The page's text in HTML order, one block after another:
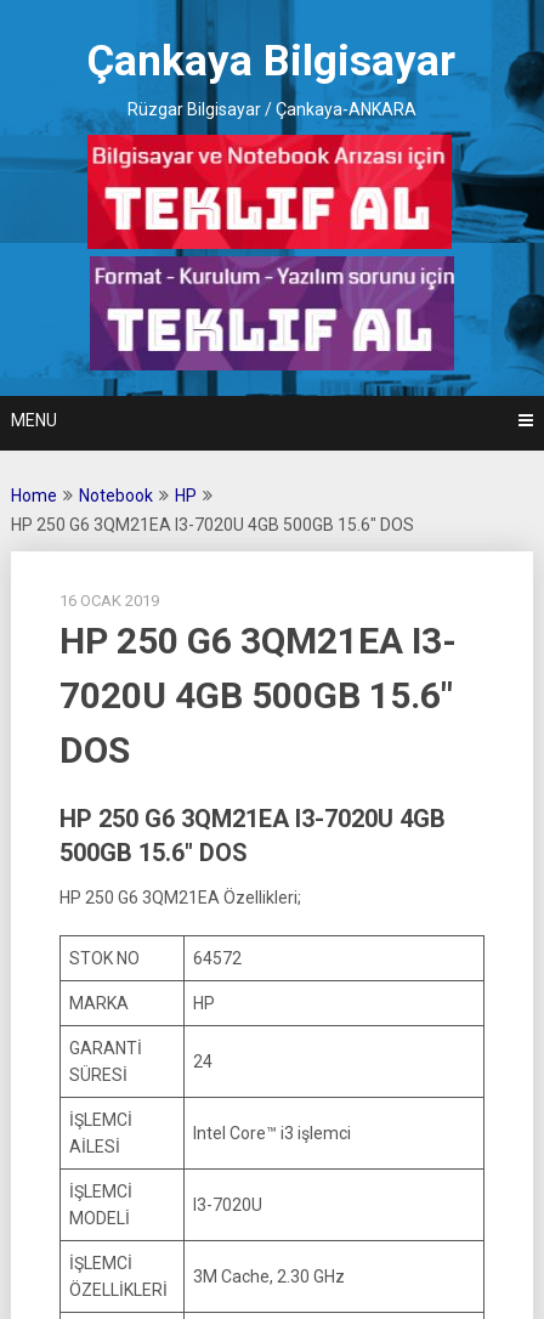
Çankaya Bilgisayar
Rüzgar Bilgisayar / Çankaya-ANKARA
MENU
Home Notebook
HP
HP 250 G6 3QM21EA I3-7020U 4GB 500GB 15.6″ DOS
16 OCAK 2019
HP 250 G6 3QM21EA I3-
7020U 4GB 500GB 15.6″
DOS
HP 250 G6 3QM21EA I3-7020U 4GB
500GB 15.6″ DOS
HP 250 G6 3QM21EA Özellikleri;
STOK NO 64572
MARKA HP
GARANTİ
SÜRESİ
24
İŞLEMCİ
AİLESİ
Intel Core™ i3 işlemci
İŞLEMCİ
MODELİ
I3-7020U
İŞLEMCİ
ÖZELLİKLERİ
3M Cache, 2.30 GHz